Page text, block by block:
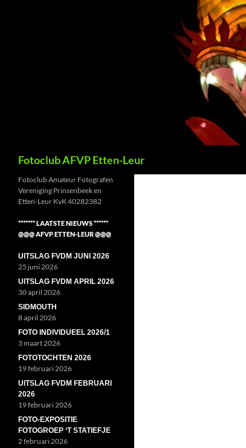
Fotoclub AFVP Etten-Leur
Fotoclub Amateur Fotografen
Vereniging Prinsenbeek en
Etten-Leur KvK 40282382
******* LAATSTE NIEUWS ******
@@@ AFVP ETTEN-LEUR @@@
UITSLAG FVDM JUNI 2026
25 juni 2026
UITSLAG FVDM APRIL 2026
30 april 2026
SIDMOUTH
8 april 2026
FOTO INDIVIDUEEL 2026/1
3 maart 2026
FOTOTOCHTEN 2026
19 februari 2026
UITSLAG FVDM FEBRUARI
2026
19 februari 2026
FOTO-EXPOSITIE
FOTOGROEP ‘T STATIEFJE
2 februari 2026